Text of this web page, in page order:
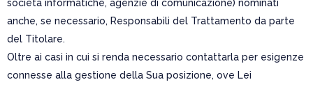
società informatiche, agenzie di comunicazione) nominati
anche, se necessario, Responsabili del Trattamento da parte
del Titolare.
Oltre ai casi in cui si renda necessario contattarla per esigenze
connesse alla gestione della Sua posizione, ove Lei